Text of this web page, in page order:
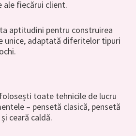
ale fiecărui client.
aptitudini pentru construirea
unice, adaptată diferitelor tipuri
toate tehnicile de lucru
– pensetă clasică, pensetă
ceară caldă.